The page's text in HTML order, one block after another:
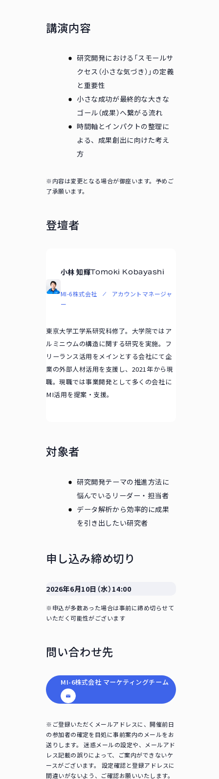
講演内容
研究開発における「スモールサ
クセス（小さな気づき）」の定義
と重要性
小さな成功が最終的な大きな
ゴール（成果）へ繋がる流れ
時間軸とインパクトの整理に
よる、成果創出に向けた考え
方
※内容は変更となる場合が御座います。予めご
了承願います。
登壇者
小林 知輝Tomoki Kobayashi
MI-6株式会社
アカウントマネージャ
ー
東京大学工学系研究科修了。大学院ではア
ルミニウムの構造に関する研究を実施。フ
リーランス活用をメインとする会社にて企
業の外部人材活用を支援し、2021年から現
職。現職では事業開発として多くの会社に
MI活用を提案・支援。
対象者
研究開発テーマの推進方法に
悩んでいるリーダー・担当者
データ解析から効率的に成果
を引き出したい研究者
申し込み締め切り
2026年6月10日（水）14:00
※申込が多数あった場合は事前に締め切らせて
いただく可能性がございます
問い合わせ先
MI-6株式会社 マーケティングチーム
※ご登録いただくメールアドレスに、開催前日
の参加者の確定を目処に事前案内のメールをお
送りします。 迷惑メールの設定や、メールアド
レス記載の誤りによって、ご案内ができないケ
ースがございます。 設定確認と登録アドレスに
間違いがないよう、ご確認お願いいたします。